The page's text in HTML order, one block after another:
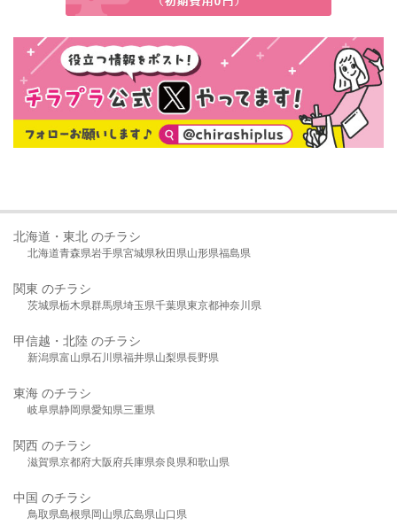
北海道・東北 のチラシ
北海道青森県岩手県宮城県秋田県山形県福島県
関東 のチラシ
茨城県栃木県群馬県埼玉県千葉県東京都神奈川県
甲信越・北陸 のチラシ
新潟県富山県石川県福井県山梨県長野県
東海 のチラシ
岐阜県静岡県愛知県三重県
関西 のチラシ
滋賀県京都府大阪府兵庫県奈良県和歌山県
中国 のチラシ
鳥取県島根県岡山県広島県山口県